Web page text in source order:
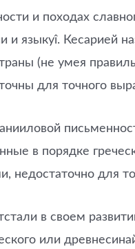
и походах
и языкуî. Кесарией
(не умея
для точного
в порядке
недостаточно для
в своем
или